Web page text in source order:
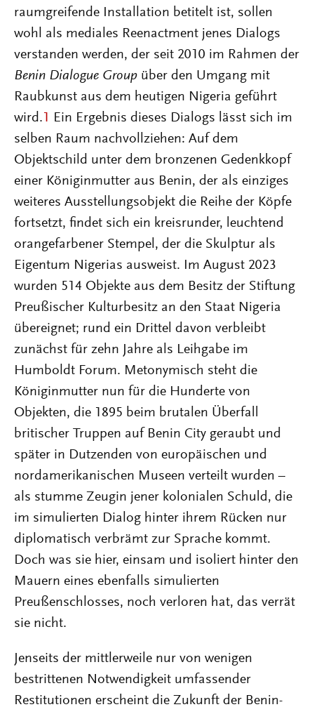
raumgreifende Installation betitelt ist, sollen
wohl als mediales Reenactment jenes Dialogs
verstanden werden, der seit 2010 im Rahmen der
Benin Dialogue Group über den Umgang mit
Raubkunst aus dem heutigen Nigeria geführt
wird. 1 Ein Ergebnis dieses Dialogs lässt sich im
selben Raum nachvollziehen: Auf dem
Objektschild unter dem bronzenen Gedenkkopf
einer Königinmutter aus Benin, der als einziges
weiteres Ausstellungsobjekt die Reihe der Köpfe
fortsetzt, findet sich ein kreisrunder, leuchtend
orangefarbener Stempel, der die Skulptur als
Eigentum Nigerias ausweist. Im August 2023
wurden 514 Objekte aus dem Besitz der Stiftung
Preußischer Kulturbesitz an den Staat Nigeria
übereignet; rund ein Drittel davon verbleibt
zunächst für zehn Jahre als Leihgabe im
Humboldt Forum. Metonymisch steht die
Königinmutter nun für die Hunderte von
Objekten, die 1895 beim brutalen Überfall
britischer Truppen auf Benin City geraubt und
später in Dutzenden von europäischen und
nordamerikanischen Museen verteilt wurden –
als stumme Zeugin jener kolonialen Schuld, die
im simulierten Dialog hinter ihrem Rücken nur
diplomatisch verbrämt zur Sprache kommt.
Doch was sie hier, einsam und isoliert hinter den
Mauern eines ebenfalls simulierten
Preußenschlosses, noch verloren hat, das verrät
sie nicht.
Jenseits der mittlerweile nur von wenigen
bestrittenen Notwendigkeit umfassender
Restitutionen erscheint die Zukunft der Benin-